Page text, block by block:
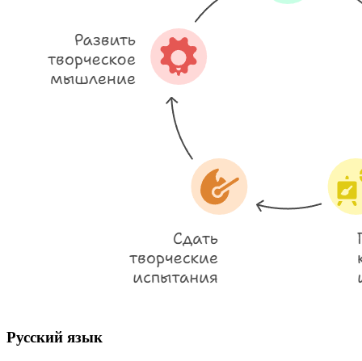
Русский язык